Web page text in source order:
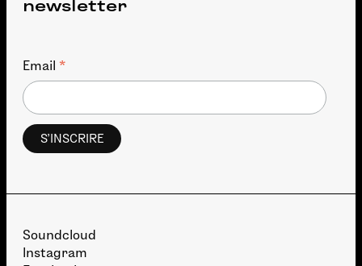
newsletter
Email *
Soundcloud
Instagram